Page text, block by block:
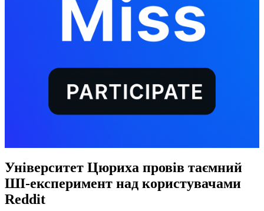
Університет Цюриха провів таємний
ШІ-експеримент над користувачами
Reddit